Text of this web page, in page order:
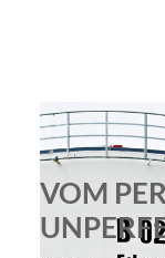
VOM